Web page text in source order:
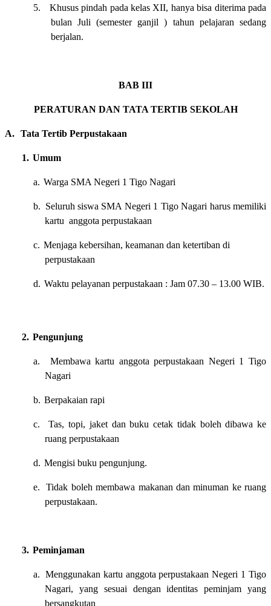
5.
Khusus pindah pada kelas XII, hanya bisa diterima pada
bulan Juli (semester ganjil ) tahun pelajaran sedang
berjalan.
BAB III
PERATURAN DAN TATA TERTIB SEKOLAH
A. Tata Tertib Perpustakaan
1. Umum
a. Warga SMA Negeri 1 Tigo Nagari
b. Seluruh siswa SMA Negeri 1 Tigo Nagari harus memiliki
kartu anggota perpustakaan
c. Menjaga kebersihan, keamanan dan ketertiban di
perpustakaan
d. Waktu pelayanan perpustakaan : Jam 07.30 – 13.00 WIB.
2. Pengunjung
a. Membawa kartu anggota perpustakaan Negeri 1 Tigo
Nagari
b. Berpakaian rapi
c.
Tas, topi, jaket dan buku cetak tidak boleh dibawa ke
ruang perpustakaan
d. Mengisi buku pengunjung.
e.
Tidak boleh membawa makanan dan minuman ke ruang
perpustakaan.
3. Peminjaman
a. Menggunakan kartu anggota perpustakaan Negeri 1 Tigo
Nagari, yang sesuai dengan identitas peminjam yang
bersangkutan